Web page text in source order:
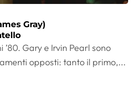
Gray)
’80. Gary e Irvin Pearl sono
opposti: tanto il primo,...